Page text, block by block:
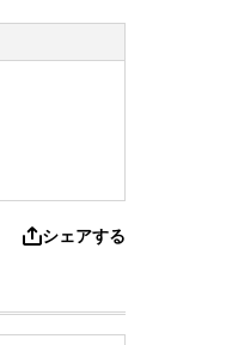
シェアする